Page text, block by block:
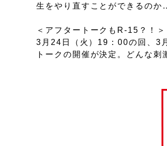
生をやり直すことができるの
＜アフタートークもR-15？！＞
3月24日（火）19：00の回、3
トークの開催が決定。どんな刺